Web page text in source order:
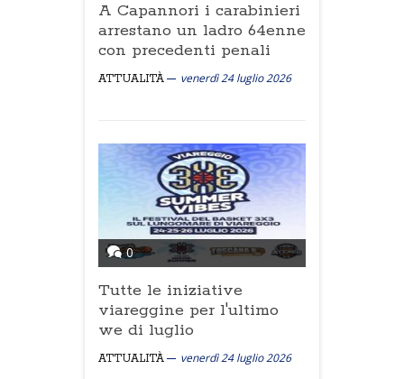
A Capannori i carabinieri
arrestano un ladro 64enne
con precedenti penali
ATTUALITÀ venerdì 24 luglio 2026
0
Tutte le iniziative
viareggine per l'ultimo
we di luglio
ATTUALITÀ venerdì 24 luglio 2026